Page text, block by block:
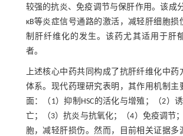
较强的抗炎、免疫调节与保肝作用。该成
κB等炎症信号通路的激活，减轻肝细胞损
制肝纤维化的发生。该药尤其适用于肝
者。
上述核心中药共同构成了抗肝纤维化中药
体系。现代药理研究表明，其作用机制主
面：（1）抑制HSC的活化与增殖；（2）
亡；（3）抗炎与抗氧化；（4）免疫调节
胞，减轻肝损伤。然而，目前相关证据多